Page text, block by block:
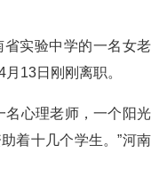
实验中学的一名女老
13日刚刚离职。
心理老师，一个阳光
着十几个学生。”河南